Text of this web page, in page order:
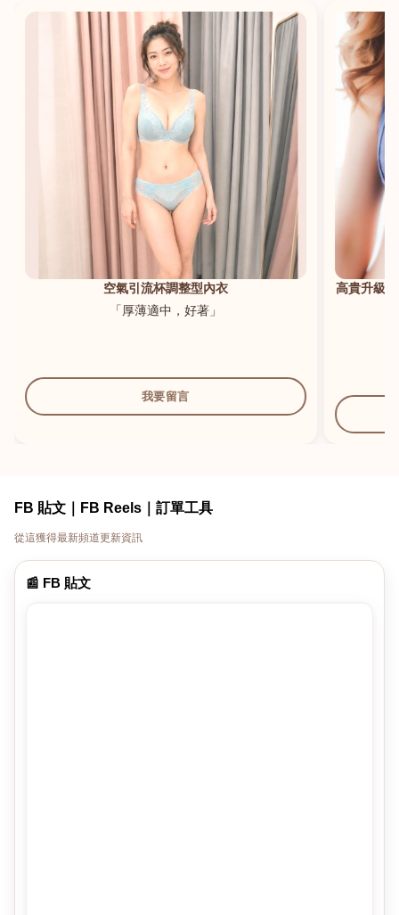
空氣引流杯調整型內衣
「厚薄適中，好著」
我要留言
高貴升級
FB 貼文｜FB Reels｜訂單工具
從這獲得最新頻道更新資訊
📰 FB 貼文
港澳中文
English